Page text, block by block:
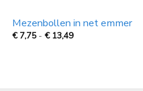
Mezenbollen in net emmer
€ 7,75 - € 13,49Prijsklasse: